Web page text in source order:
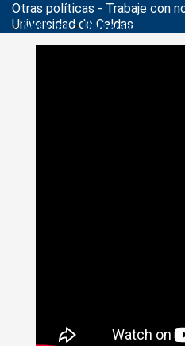
>Noticias>Universidad al Día
de la Universidad de Caldas se
Otras políticas - Trabaje con
Universidad de Caldas